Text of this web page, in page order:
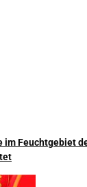
im Feuchtgebiet